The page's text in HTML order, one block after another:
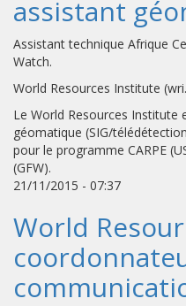
assistant
Assistant technique Afrique
Watch.
World Resources Institute
Le World Resources Institute
géomatique (SIG/
pour le programme CARPE
(GFW).
21/11/2015 - 07:37
World